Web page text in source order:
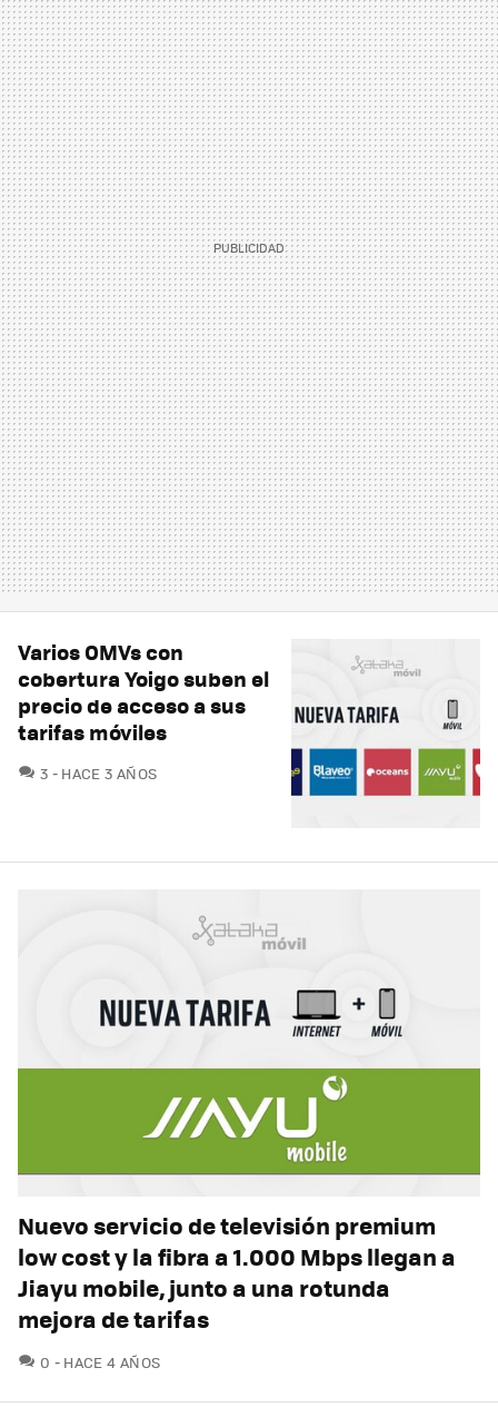
Varios OMVs con
cobertura Yoigo suben el
precio de acceso a sus
tarifas móviles
3 COMENTARIOS
HACE 3 AÑOS
Nuevo servicio de televisión premium
low cost y la fibra a 1.000 Mbps llegan a
Jiayu mobile, junto a una rotunda
mejora de tarifas
0 COMENTARIOS
HACE 4 AÑOS